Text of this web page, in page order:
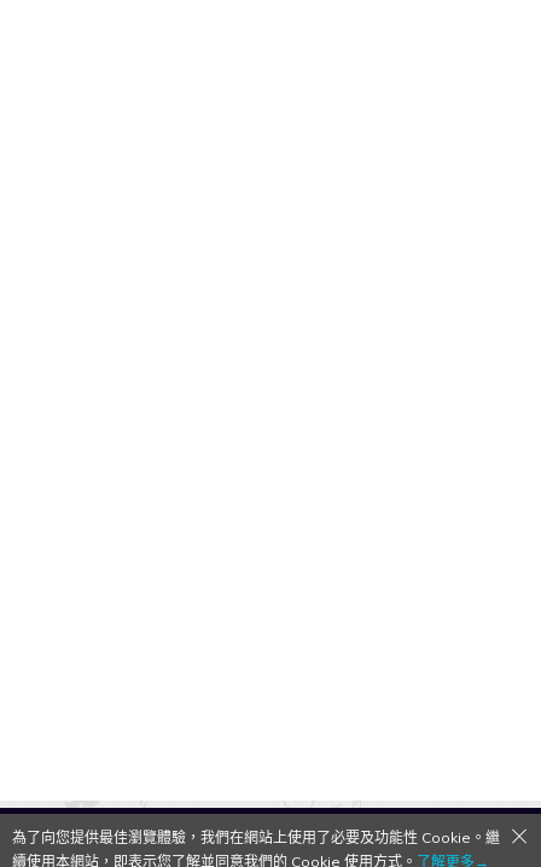
QooApp Limited © 2026
為了向您提供最佳瀏覽體驗，我們在網站上使用了必要及功能性 Cookie。繼
續使用本網站，即表示您了解並同意我們的 Cookie 使用方式。 了解更多→